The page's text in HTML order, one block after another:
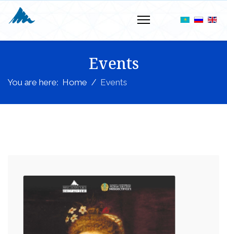
Events
You are here: Home Events